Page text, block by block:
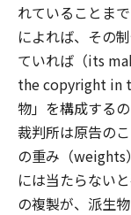
れていることま
によれば、その
ていれば（its
the copyright in
物」を構成する
裁判所は原告の
の重み（weights
には当たらない
の複製が、派生